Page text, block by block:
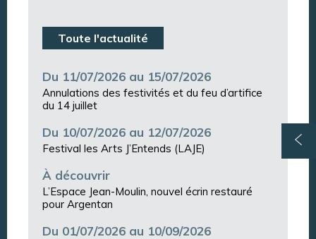
Toute l'actualité
Du 11/07/2026 au 15/07/2026
Annulations des festivités et du feu d’artifice
du 14 juillet
Du 10/07/2026 au 12/07/2026
Festival les Arts J’Entends (LAJE)
À découvrir
L’Espace Jean-Moulin, nouvel écrin restauré
pour Argentan
Du 01/07/2026 au 10/09/2026